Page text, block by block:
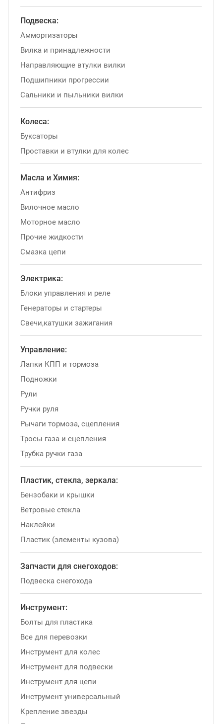
Подвеска:
Аммортизаторы
Вилка и принадлежности
Направляющие втулки вилки
Подшипники прогрессии
Сальники и пыльники вилки
Колеса:
Буксаторы
Проставки и втулки для колес
Масла и Химия:
Антифриз
Вилочное масло
Моторное масло
Прочие жидкости
Смазка цепи
Электрика:
Блоки управления и реле
Генераторы и стартеры
Свечи,катушки зажигания
Управление:
Лапки КПП и тормоза
Подножки
Рули
Ручки руля
Рычаги тормоза, сцепления
Тросы газа и сцепления
Трубка ручки газа
Пластик, стекла, зеркала:
Бензобаки и крышки
Ветровые стекла
Наклейки
Пластик (элементы кузова)
Запчасти для снегоходов:
Подвеска снегохода
Инструмент:
Болты для пластика
Все для перевозки
Инструмент для колес
Инструмент для подвески
Инструмент для цепи
Инструмент универсальный
Крепление звезды